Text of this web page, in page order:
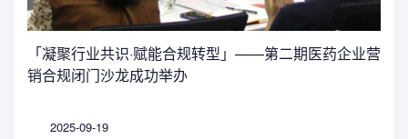
「凝聚行业共识·赋能合规转型」——第二期医药企业营
销合规闭门沙龙成功举办
2025-09-19